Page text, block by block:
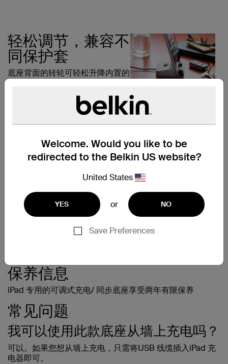
Welcome. Would you like to be
redirected to the Belkin US website?
United States
YES or NO
Save Preferences
轻松调节，兼容不
同保护套
底座背面的转轮可轻松升降内置的
Lightning 连接器，确保完美兼容
不同Apple 装置的各类保护套。
用手提电脑充电和
同步
让您连接手提电脑，轻松为Apple
装置充电及同步。将线缆连接至电
源，您就可以在任何电源插座上充
电 (但无法同步) 了。
保养信息
iPad 专用的可调式充电/ 同步底座享受两年有限保养
常见问题
我可以使用此款底座从墙上充电吗？
可以。如果您想从墙上充电，只需将USB 线缆插入iPad 充
电器即可。